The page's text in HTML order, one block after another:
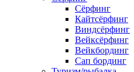
Сёрфинг
Кайтсёрфинг
Виндсёрфинг
Вейксёрфинг
Вейкбординг
Сап бординг